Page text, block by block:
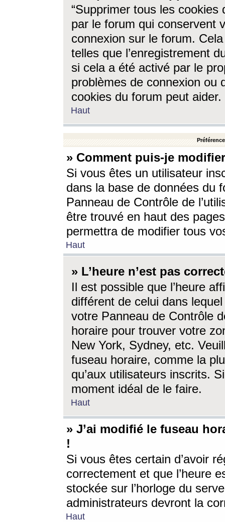
“Supprimer tous les cookies
par le forum qui conservent
connexion sur le forum.
telles que l’enregistrement
si cela a été activé par le
problèmes de connexion ou
cookies du forum peut aider.
Haut
» Comment puis-je
Si vous êtes un utilisateur
dans la base de données du
Panneau de Contrôle de
être trouvé en haut des
permettra de modifier tous
Haut
» L’heure n’est pas
Il est possible que l’heure
différent de celui dans
votre Panneau de Contrôle
horaire pour trouver votre
New York, Sydney, etc.
fuseau horaire, comme la
qu’aux utilisateurs inscrits.
moment idéal de le faire.
Haut
» J’ai modifié le fuseau
!
Si vous êtes certain d’avoir
correctement et que l’heure
stockée sur l’horloge du
administrateurs devront la
Haut